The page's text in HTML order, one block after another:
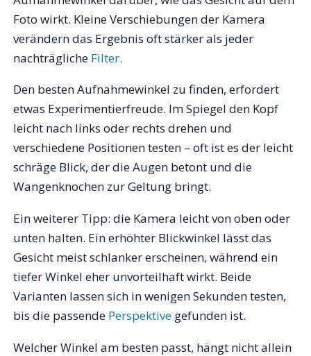
Foto wirkt. Kleine Verschiebungen der Kamera
verändern das Ergebnis oft stärker als jeder
nachträgliche Filter.
Den besten Aufnahmewinkel zu finden, erfordert
etwas Experimentierfreude. Im Spiegel den Kopf
leicht nach links oder rechts drehen und
verschiedene Positionen testen – oft ist es der leicht
schräge Blick, der die Augen betont und die
Wangenknochen zur Geltung bringt.
Ein weiterer Tipp: die Kamera leicht von oben oder
unten halten. Ein erhöhter Blickwinkel lässt das
Gesicht meist schlanker erscheinen, während ein
tiefer Winkel eher unvorteilhaft wirkt. Beide
Varianten lassen sich in wenigen Sekunden testen,
bis die passende Perspektive gefunden ist.
Welcher Winkel am besten passt, hängt nicht allein